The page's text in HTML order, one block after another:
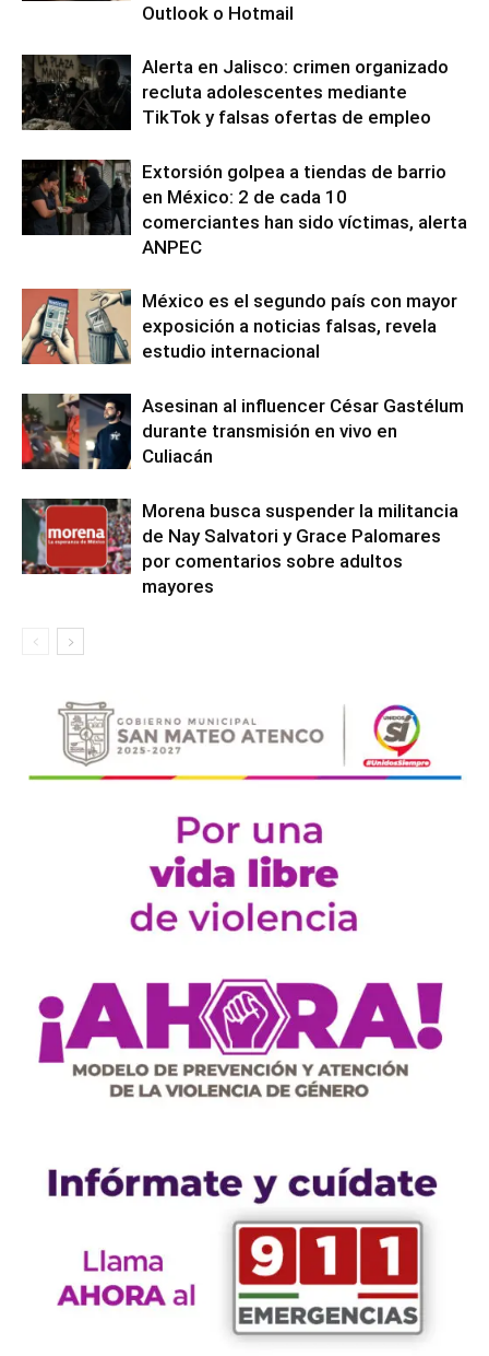
Outlook o Hotmail
Alerta en Jalisco: crimen organizado
recluta adolescentes mediante
TikTok y falsas ofertas de empleo
Extorsión golpea a tiendas de barrio
en México: 2 de cada 10
comerciantes han sido víctimas, alerta
ANPEC
México es el segundo país con mayor
exposición a noticias falsas, revela
estudio internacional
Asesinan al influencer César Gastélum
durante transmisión en vivo en
Culiacán
Morena busca suspender la militancia
de Nay Salvatori y Grace Palomares
por comentarios sobre adultos
mayores